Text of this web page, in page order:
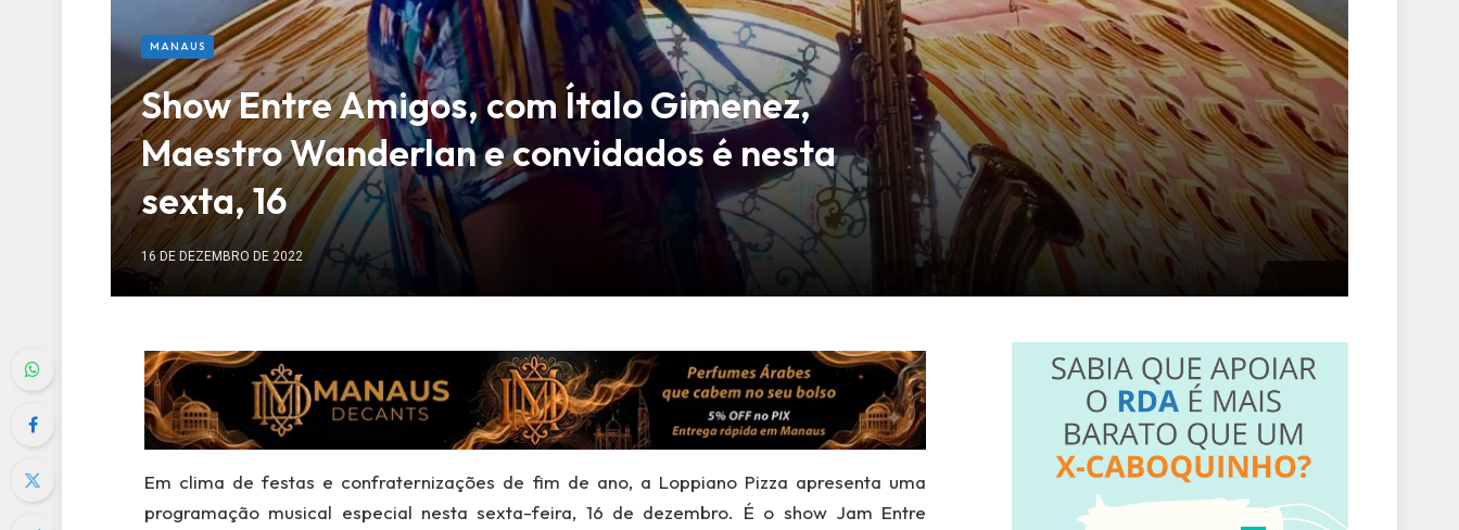
MANAUS
Show Entre Amigos, com Ítalo Gimenez,
Maestro Wanderlan e convidados é nesta
sexta, 16
16 DE DEZEMBRO DE 2022
Em clima de festas e confraternizações de fim de ano, a Loppiano Pizza apresenta uma
programação musical especial nesta sexta-feira, 16 de dezembro. É o show Jam Entre